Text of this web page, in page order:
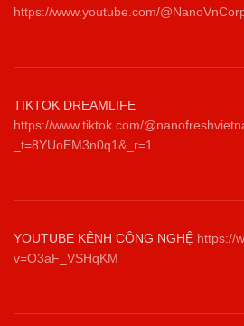
https://www.youtube.com/
TIKTOK DREAMLIFE
https://www.tiktok.com/
_t=8YUoEM3n0q1&_r=1
YOUTUBE KÊNH CÔNG NGHỆ https://
v=O3aF_VSHqKM